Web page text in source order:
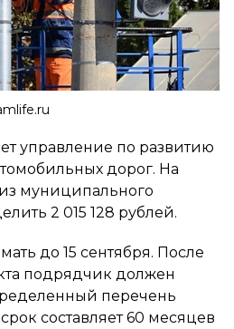
управление по развитию
дорог. На
муниципального
2 015 128 рублей.
до 15 сентября. После
подрядчик должен
перечень
составляет 60 месяцев